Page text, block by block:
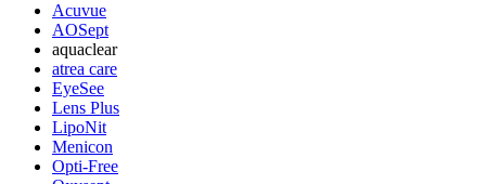
Acuvue
AOSept
aquaclear
atrea care
EyeSee
Lens Plus
LipoNit
Menicon
Opti-Free